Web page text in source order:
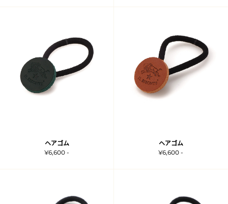
ヘアゴム
¥6,600 -
ヘアゴム
¥6,600 -